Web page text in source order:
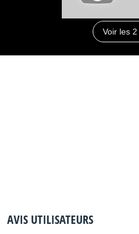
Voir les
AVIS UTILISATEURS